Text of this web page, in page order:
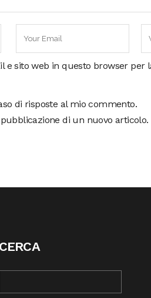
e sito web in questo browser per
di risposte al mio commento.
di un nuovo articolo.
CERCA